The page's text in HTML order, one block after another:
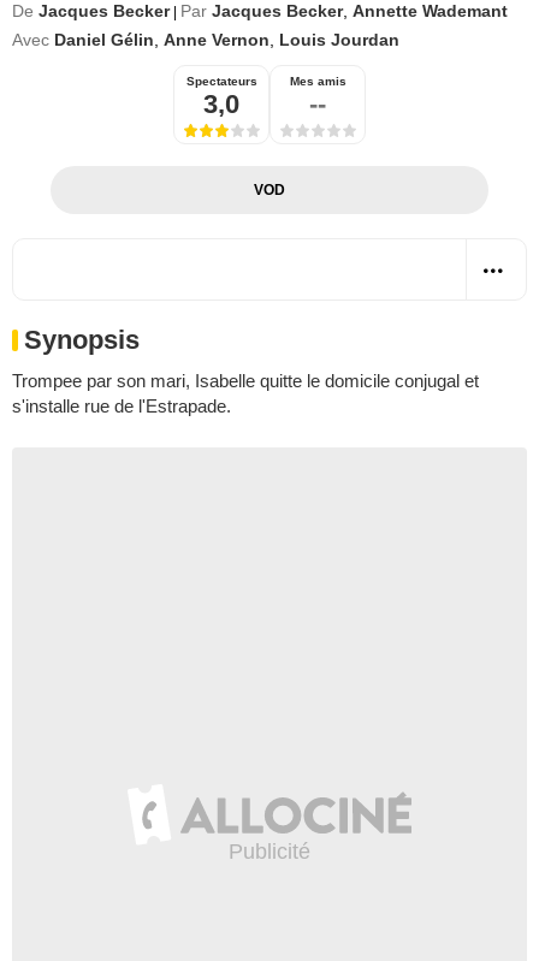
De Jacques Becker Par Jacques Becker, Annette Wademant
Avec Daniel Gélin Anne Vernon Louis Jourdan
Spectateurs
3,0
Mes amis
--
VOD
Synopsis
Trompee par son mari, Isabelle quitte le domicile conjugal et
s'installe rue de l'Estrapade.